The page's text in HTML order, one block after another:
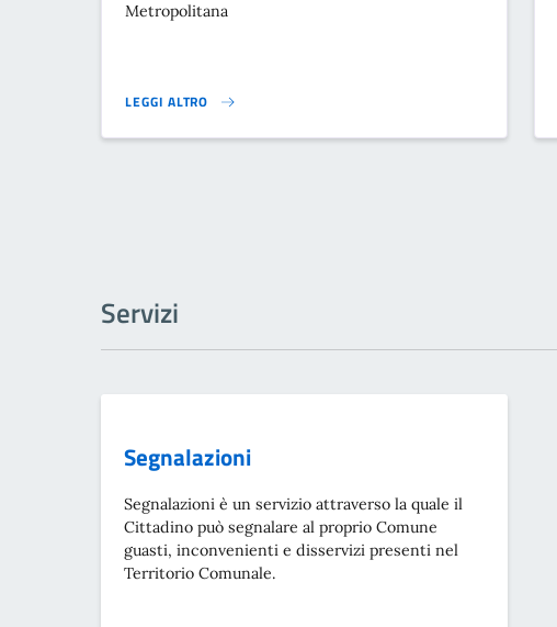
Metropolitana
LEGGI ALTRO
ATTIVAZIONE SERVIZIO DECIWATT - CITTÀ METROPOLITANA}
Servizi
Segnalazioni
Segnalazioni è un servizio attraverso la quale il
Cittadino può segnalare al proprio Comune
guasti, inconvenienti e disservizi presenti nel
Territorio Comunale.